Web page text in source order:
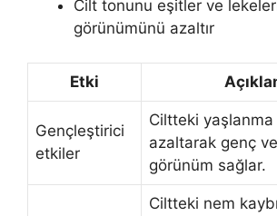
Cilt tonunu eşitler ve
görünümünü azaltır
Etki
Gençleştirici
etkiler
Ciltteki
azaltarak genç ve
görünüm sağlar.
Ciltteki nem